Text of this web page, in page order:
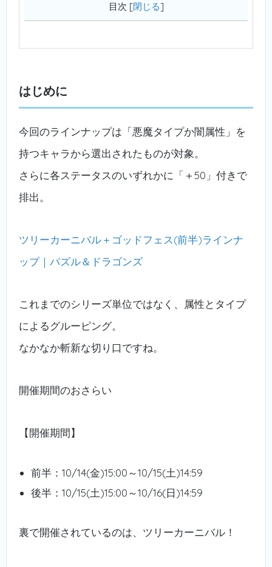
目次 [閉じる]
はじめに
今回のラインナップは「悪魔タイプか闇属性」を
持つキャラから選出されたものが対象。
さらに各ステータスのいずれかに「＋50」付きで
排出。
ツリーカーニバル＋ゴッドフェス(前半)ラインナ
ップ｜パズル＆ドラゴンズ
これまでのシリーズ単位ではなく、属性とタイプ
によるグルーピング。
なかなか斬新な切り口ですね。
開催期間のおさらい
【開催期間】
前半：10/14(金)15:00～10/15(土)14:59
後半：10/15(土)15:00～10/16(日)14:59
裏で開催されているのは、ツリーカーニバル！